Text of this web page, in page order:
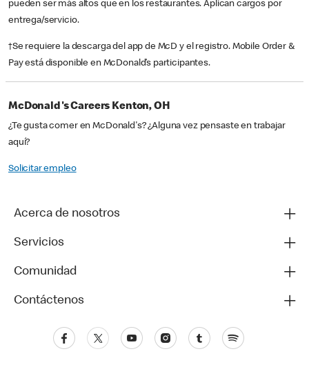
pueden ser más altos que en los restaurantes. Aplican cargos por
entrega/servicio.
†Se requiere la descarga del app de McD y el registro. Mobile Order &
Pay está disponible en McDonald’s participantes.
McDonald's Careers Kenton, OH
¿Te gusta comer en McDonald's? ¿Alguna vez pensaste en trabajar
aquí?
Solicitar empleo
Acerca de nosotros
Servicios
Comunidad
Contáctenos